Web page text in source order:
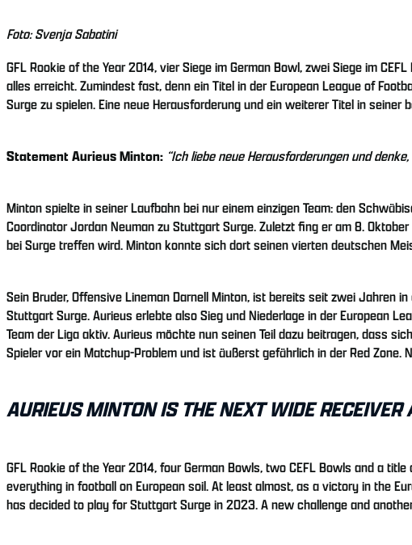
Foto: Svenja Sabatini
GFL Rookie of the Year 2014, vier Siege im German Bowl, zwei Siege im
alles erreicht. Zumindest fast, denn ein Titel in der European League of
Surge zu spielen. Eine neue Herausforderung und ein weiterer Titel in seiner
Statement Aurieus Minton: “Ich liebe neue Herausforderungen und
Minton spielte in seiner Laufbahn bei nur einem einzigen Team: den
Coordinator Jordan Neuman zu Stuttgart Surge. Zuletzt fing er am 8.
bei Surge treffen wird. Minton konnte sich dort seinen vierten deutschen
Sein Bruder, Offensive Lineman Darnell Minton, ist bereits seit zwei Jahren
Stuttgart Surge. Aurieus erlebte also Sieg und Niederlage in der European
Team der Liga aktiv. Aurieus möchte nun seinen Teil dazu beitragen, dass
Spieler vor ein Matchup-Problem und ist äußerst gefährlich in der Red
AURIEUS MINTON IS THE NEXT WIDE
GFL Rookie of the Year 2014, four German Bowls, two CEFL Bowls and a
everything in football on European soil. At least almost, as a victory in the
has decided to play for Stuttgart Surge in 2023. A new challenge and